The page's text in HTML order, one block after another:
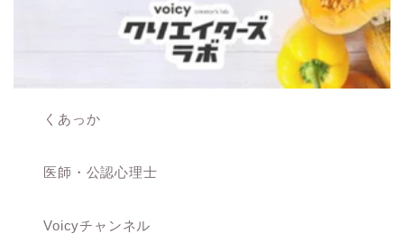
くあっか
医師・公認心理士
Voicyチャンネル